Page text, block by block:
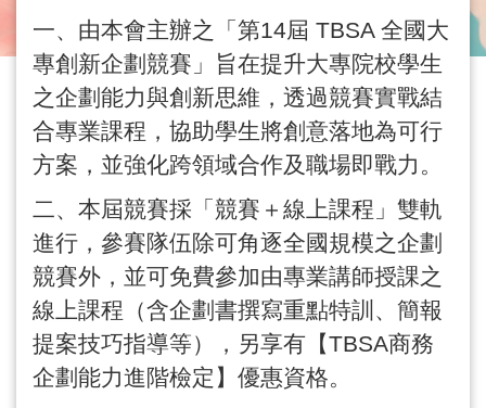
一、由本會主辦之「第14屆 TBSA 全國大
專創新企劃競賽」旨在提升大專院校學生
之企劃能力與創新思維，透過競賽實戰結
合專業課程，協助學生將創意落地為可行
方案，並強化跨領域合作及職場即戰力。
二、本屆競賽採「競賽＋線上課程」雙軌
進行，參賽隊伍除可角逐全國規模之企劃
競賽外，並可免費參加由專業講師授課之
線上課程（含企劃書撰寫重點特訓、簡報
提案技巧指導等），另享有【TBSA商務
企劃能力進階檢定】優惠資格。